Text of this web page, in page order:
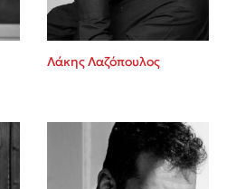
Λάκης Λαζόπουλος